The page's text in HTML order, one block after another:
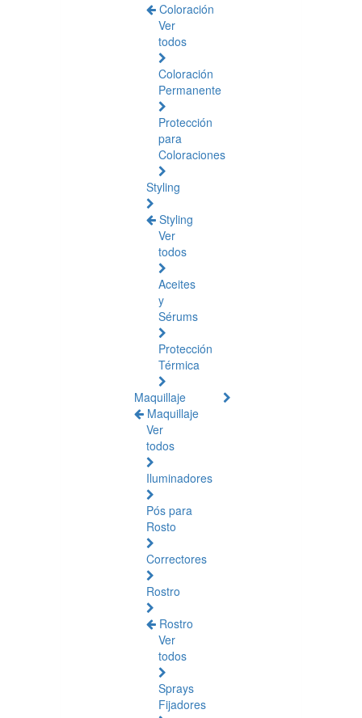
Coloración
Ver
todos
Coloración
Permanente
Protección
para
Coloraciones
Styling
Styling
Ver
todos
Aceites
y
Sérums
Protección
Térmica
Maquillaje
Maquillaje
Ver
todos
Iluminadores
Pós para
Rosto
Correctores
Rostro
Rostro
Ver
todos
Sprays
Fijadores